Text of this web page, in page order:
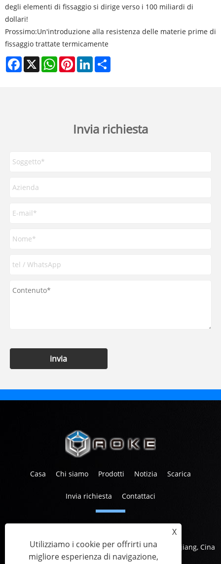
degli elementi di fissaggio si dirige verso i 100 miliardi di
dollari!
Prossimo:Un'introduzione alla resistenza delle materie prime di
fissaggio trattate termicamente
Facebook
X WhatsAppPinterestLinkedIn
Invia richiesta
invia
Casa Chi siamo Prodotti Notizia Scarica
Invia richiesta Contattaci
Indirizzo:Piazza Canaan, Nanhu Avenue, Jiaxing, Zhejiang, Cina
X
Utilizziamo i cookie per offrirti una
migliore esperienza di navigazione,